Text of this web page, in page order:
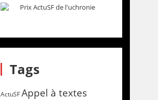
Tags
ActuSF Appel à textes